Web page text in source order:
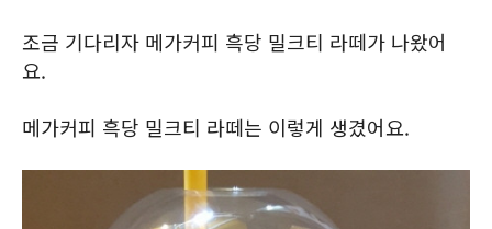
조금 기다리자 메가커피 흑당 밀크티 라떼가 나왔어
요.
메가커피 흑당 밀크티 라떼는 이렇게 생겼어요.